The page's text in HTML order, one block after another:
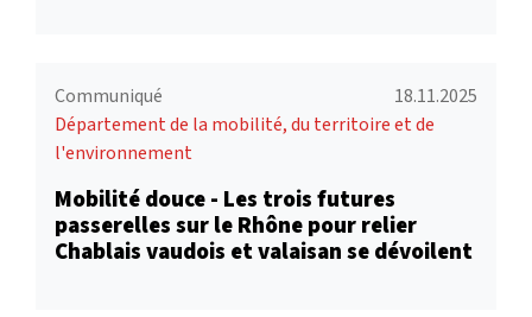
Communiqué
18.11.2025
Département de la mobilité, du territoire et de
l'environnement
Mobilité douce - Les trois futures
passerelles sur le Rhône pour relier
Chablais vaudois et valaisan se dévoilent